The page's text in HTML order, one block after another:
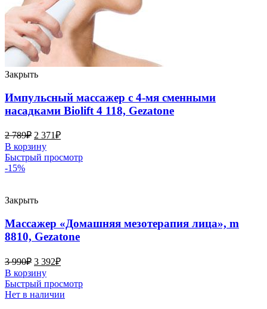
Закрыть
Импульсный массажер с 4-мя сменными
насадками Biolift 4 118, Gezatone
2 789₽ 2 371₽
В корзину
Быстрый просмотр
-15%
Закрыть
Массажер «Домашняя мезотерапия лица», m
8810, Gezatone
3 990₽ 3 392₽
В корзину
Быстрый просмотр
Нет в наличии